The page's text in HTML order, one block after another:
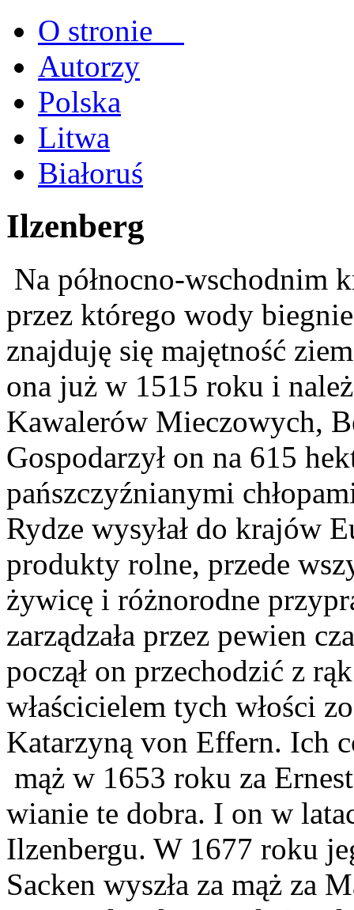
O stronie
Autorzy
Polska
Litwa
Białoruś
Ilzenberg
Na północno-wschodnim
przez którego wody
znajduję się majętność
ona już w 1515 roku i
Kawalerów Mieczowych,
Gospodarzył on na 615
pańszczyźnianymi
Rydze wysyłał do krajów
produkty rolne, przede
żywicę i różnorodne
zarządzała przez pewien
począł on przechodzić z
właścicielem tych włości
Katarzyną von Effern. Ich
mąż w 1653 roku za
wianie te dobra. I on w
Ilzenbergu. W 1677 roku
Sacken wyszła za mąż za